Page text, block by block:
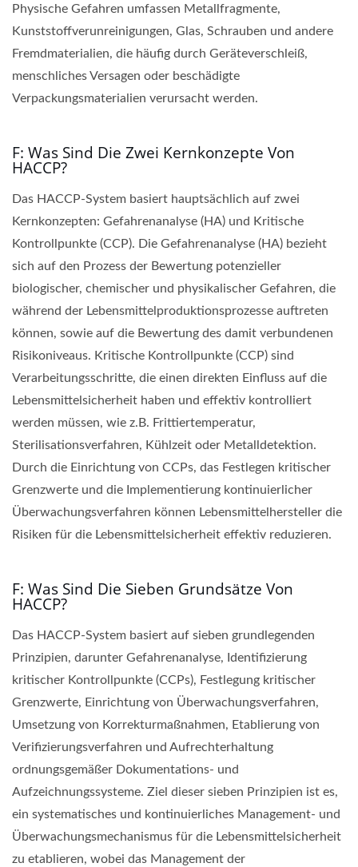
Physische Gefahren umfassen Metallfragmente,
Kunststoffverunreinigungen, Glas, Schrauben und andere
Fremdmaterialien, die häufig durch Geräteverschleiß,
menschliches Versagen oder beschädigte
Verpackungsmaterialien verursacht werden.
F: Was Sind Die Zwei Kernkonzepte Von
HACCP?
Das HACCP-System basiert hauptsächlich auf zwei
Kernkonzepten: Gefahrenanalyse (HA) und Kritische
Kontrollpunkte (CCP). Die Gefahrenanalyse (HA) bezieht
sich auf den Prozess der Bewertung potenzieller
biologischer, chemischer und physikalischer Gefahren, die
während der Lebensmittelproduktionsprozesse auftreten
können, sowie auf die Bewertung des damit verbundenen
Risikoniveaus. Kritische Kontrollpunkte (CCP) sind
Verarbeitungsschritte, die einen direkten Einfluss auf die
Lebensmittelsicherheit haben und effektiv kontrolliert
werden müssen, wie z.B. Frittiertemperatur,
Sterilisationsverfahren, Kühlzeit oder Metalldetektion.
Durch die Einrichtung von CCPs, das Festlegen kritischer
Grenzwerte und die Implementierung kontinuierlicher
Überwachungsverfahren können Lebensmittelhersteller die
Risiken für die Lebensmittelsicherheit effektiv reduzieren.
F: Was Sind Die Sieben Grundsätze Von
HACCP?
Das HACCP-System basiert auf sieben grundlegenden
Prinzipien, darunter Gefahrenanalyse, Identifizierung
kritischer Kontrollpunkte (CCPs), Festlegung kritischer
Grenzwerte, Einrichtung von Überwachungsverfahren,
Umsetzung von Korrekturmaßnahmen, Etablierung von
Verifizierungsverfahren und Aufrechterhaltung
ordnungsgemäßer Dokumentations- und
Aufzeichnungssysteme. Ziel dieser sieben Prinzipien ist es,
ein systematisches und kontinuierliches Management- und
Überwachungsmechanismus für die Lebensmittelsicherheit
zu etablieren, wobei das Management der